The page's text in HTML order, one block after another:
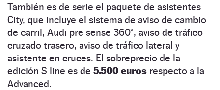
También es de serie el paquete de asistentes
City, que incluye el sistema de aviso de cambio
de carril, Audi pre sense 360°, aviso de tráfico
cruzado trasero, aviso de tráfico lateral y
asistente en cruces. El sobreprecio de la
edición S line es de 5.500 euros respecto a la
Advanced.